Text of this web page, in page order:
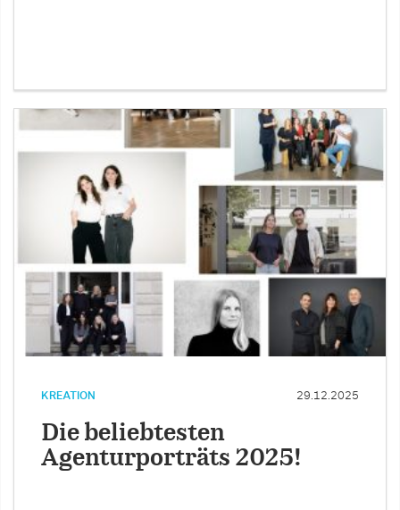
KREATION 29.12.2025
Die beliebtesten
Agenturporträts 2025!